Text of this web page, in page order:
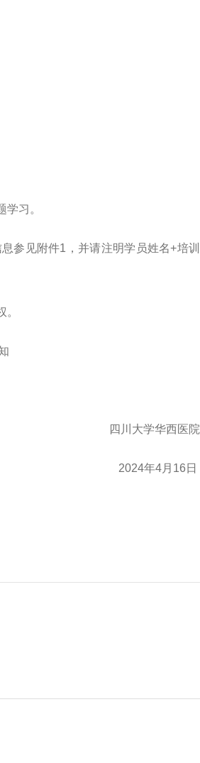
习。
参见附件1，并请注明学员姓名+培训
四川大学华西医院
2024年4月16日